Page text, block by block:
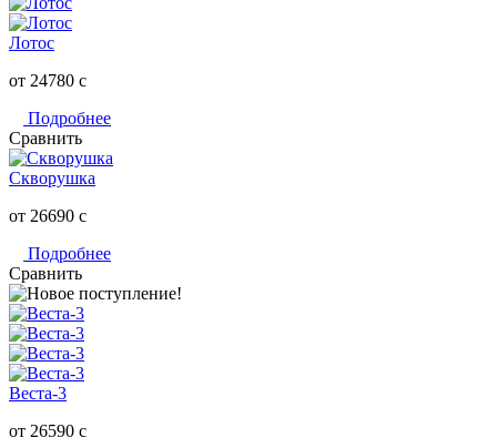
Лотос
от 24780 c
Подробнее
Сравнить
Скворушка
от 26690 c
Подробнее
Сравнить
Веста-3
от 26590 c